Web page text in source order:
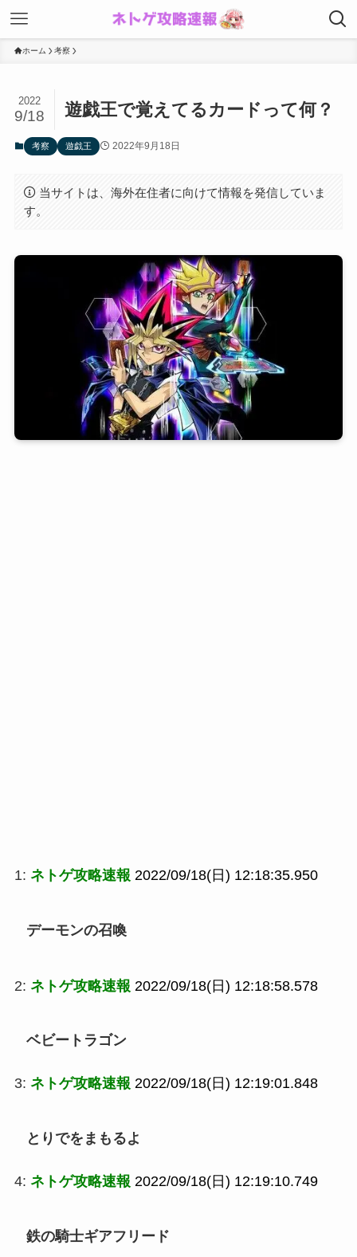
ホーム 考察
遊戯王で覚えてるカードって何？
2022
9/18
考察 遊戯王 2022年9月18日
当サイトは、海外在住者に向けて情報を発信していま
す。
1: ネトゲ攻略速報 2022/09/18(日) 12:18:35.950
デーモンの召喚
2: ネトゲ攻略速報 2022/09/18(日) 12:18:58.578
ベビートラゴン
3: ネトゲ攻略速報 2022/09/18(日) 12:19:01.848
とりでをまもるよ
4: ネトゲ攻略速報 2022/09/18(日) 12:19:10.749
鉄の騎士ギアフリード